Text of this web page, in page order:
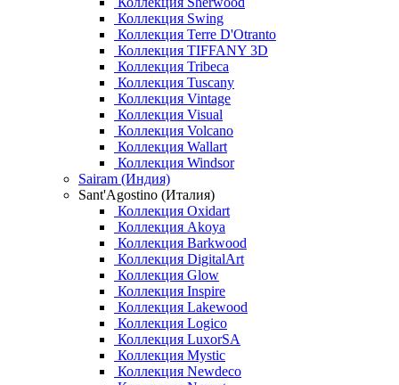
Коллекция Swing
Коллекция Terre D'Otranto
Коллекция TIFFANY 3D
Коллекция Tribeca
Коллекция Tuscany
Коллекция Vintage
Коллекция Visual
Коллекция Volcano
Коллекция Wallart
Коллекция Windsor
Sairam (Индия)
Sant'Agostino (Италия)
Коллекция Oxidart
Коллекция Akoya
Коллекция Barkwood
Коллекция DigitalArt
Коллекция Glow
Коллекция Inspire
Коллекция Lakewood
Коллекция Logico
Коллекция LuxorSA
Коллекция Mystic
Коллекция Newdeco